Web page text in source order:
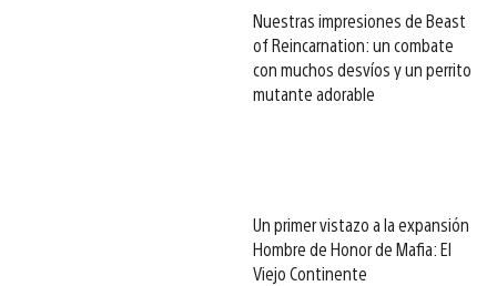
Nuestras impresiones de Beast
of Reincarnation: un combate
con muchos desvíos y un perrito
mutante adorable
Un primer vistazo a la expansión
Hombre de Honor de Mafia: El
Viejo Continente